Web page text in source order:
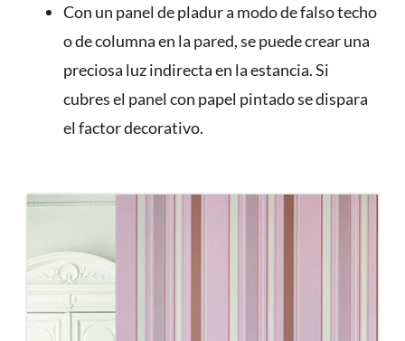
Con un panel de pladur a modo de falso techo
o de columna en la pared, se puede crear una
preciosa luz indirecta en la estancia. Si
cubres el panel con papel pintado se dispara
el factor decorativo.